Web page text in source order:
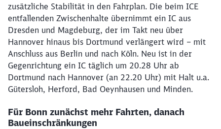
zusätzliche Stabilität in den Fahrplan. Die beim ICE
entfallenden Zwischen­halte übernimmt ein IC aus
Dresden und Magdeburg, der im Takt neu über
Hannover hinaus bis Dortmund verlängert wird – mit
Anschluss aus Berlin und nach Köln. Neu ist in der
Gegenrichtung ein IC täglich um 20.28 Uhr ab
Dortmund nach Hannover (an 22.20 Uhr) mit Halt u.a.
Gütersloh, Herford, Bad Oeynhausen und Minden.
Für Bonn zunächst mehr Fahrten, danach
Baueinschränkungen